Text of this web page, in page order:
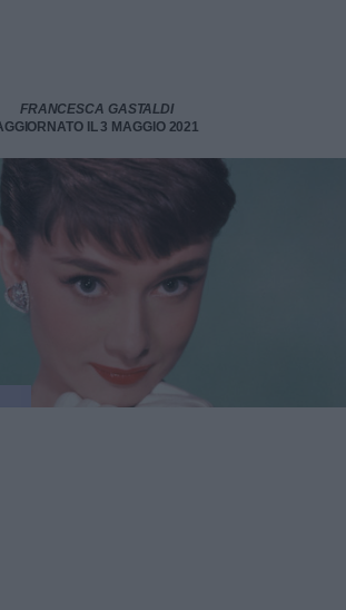
FRANCESCA GASTALDI
IL 3 MAGGIO 2021